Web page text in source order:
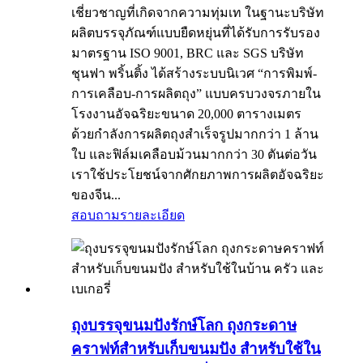
เชี่ยวชาญที่เกิดจากความทุ่มเท ในฐานะบริษัท
ผลิตบรรจุภัณฑ์แบบยืดหยุ่นที่ได้รับการรับรอง
มาตรฐาน ISO 9001, BRC และ SGS บริษัท
ชุนฟา พริ้นติ้ง ได้สร้างระบบนิเวศ “การพิมพ์-
การเคลือบ-การผลิตถุง” แบบครบวงจรภายใน
โรงงานอัจฉริยะขนาด 20,000 ตารางเมตร
ด้วยกำลังการผลิตถุงสำเร็จรูปมากกว่า 1 ล้าน
ใบ และฟิล์มเคลือบม้วนมากกว่า 30 ตันต่อวัน
เราใช้ประโยชน์จากศักยภาพการผลิตอัจฉริยะ
ของจีน...
สอบถามรายละเอียด
ถุงบรรจุขนมปังรักษ์โลก ถุงกระดาษ
คราฟท์สำหรับเก็บขนมปัง สำหรับใช้ใน